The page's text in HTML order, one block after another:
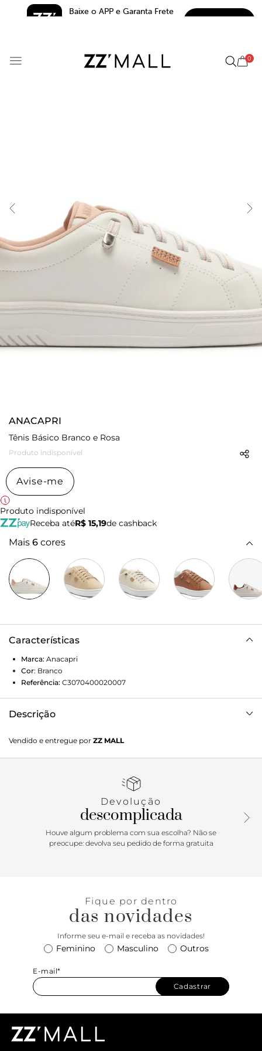
Baixe o APP e Garanta Frete
0
ANACAPRI
Tênis Básico Branco e Rosa
Produto indisponível
Avise-me
Produto indisponível
Receba atéR$ 15,19de cashback
Mais 6 cores
Características
Marca: Anacapri
Cor: Branco
Referência: C3070400020007
Descrição
apresenta solado rasteiro tratorado com biqueira
arredondada e texturizada. Traz cabedal em material similar
por toda a peça. Com amarração por atacadores brancos,
aplicação de peça traseira e etiqueta emborrachada
Anacapri rosa, com tag marrom lateral Anacapri. Porque
Apostar: O tênis feminino Anacapri básico já é um clássico
Anacapri. Repaginado para a estação mais geladinha - com
Vendido e entregue por ZZ MALL
Devolução
descomplicada
Houve algum problema com sua escolha? Não se
preocupe: devolva seu pedido de forma gratuita
Fique por dentro
das novidades
Informe seu e-mail e receba as novidades!
Feminino Masculino Outros
E-mail*
Cadastrar